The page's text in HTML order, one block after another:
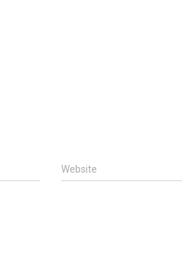
Website